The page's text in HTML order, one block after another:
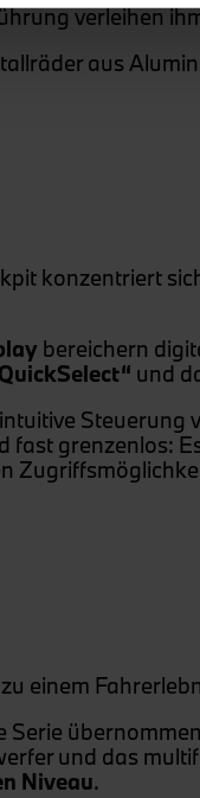
verleihen
aus
konzentriert
bereichern
und
Steuerung
grenzenlos:
zu einem
und das
Niveau.